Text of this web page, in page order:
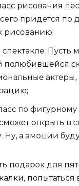
рисования
придется по
рисованию;
спектакле.
полюбившейся
актеры,
по
открыть в
Ну, а эмоции
подарок для
попытаться